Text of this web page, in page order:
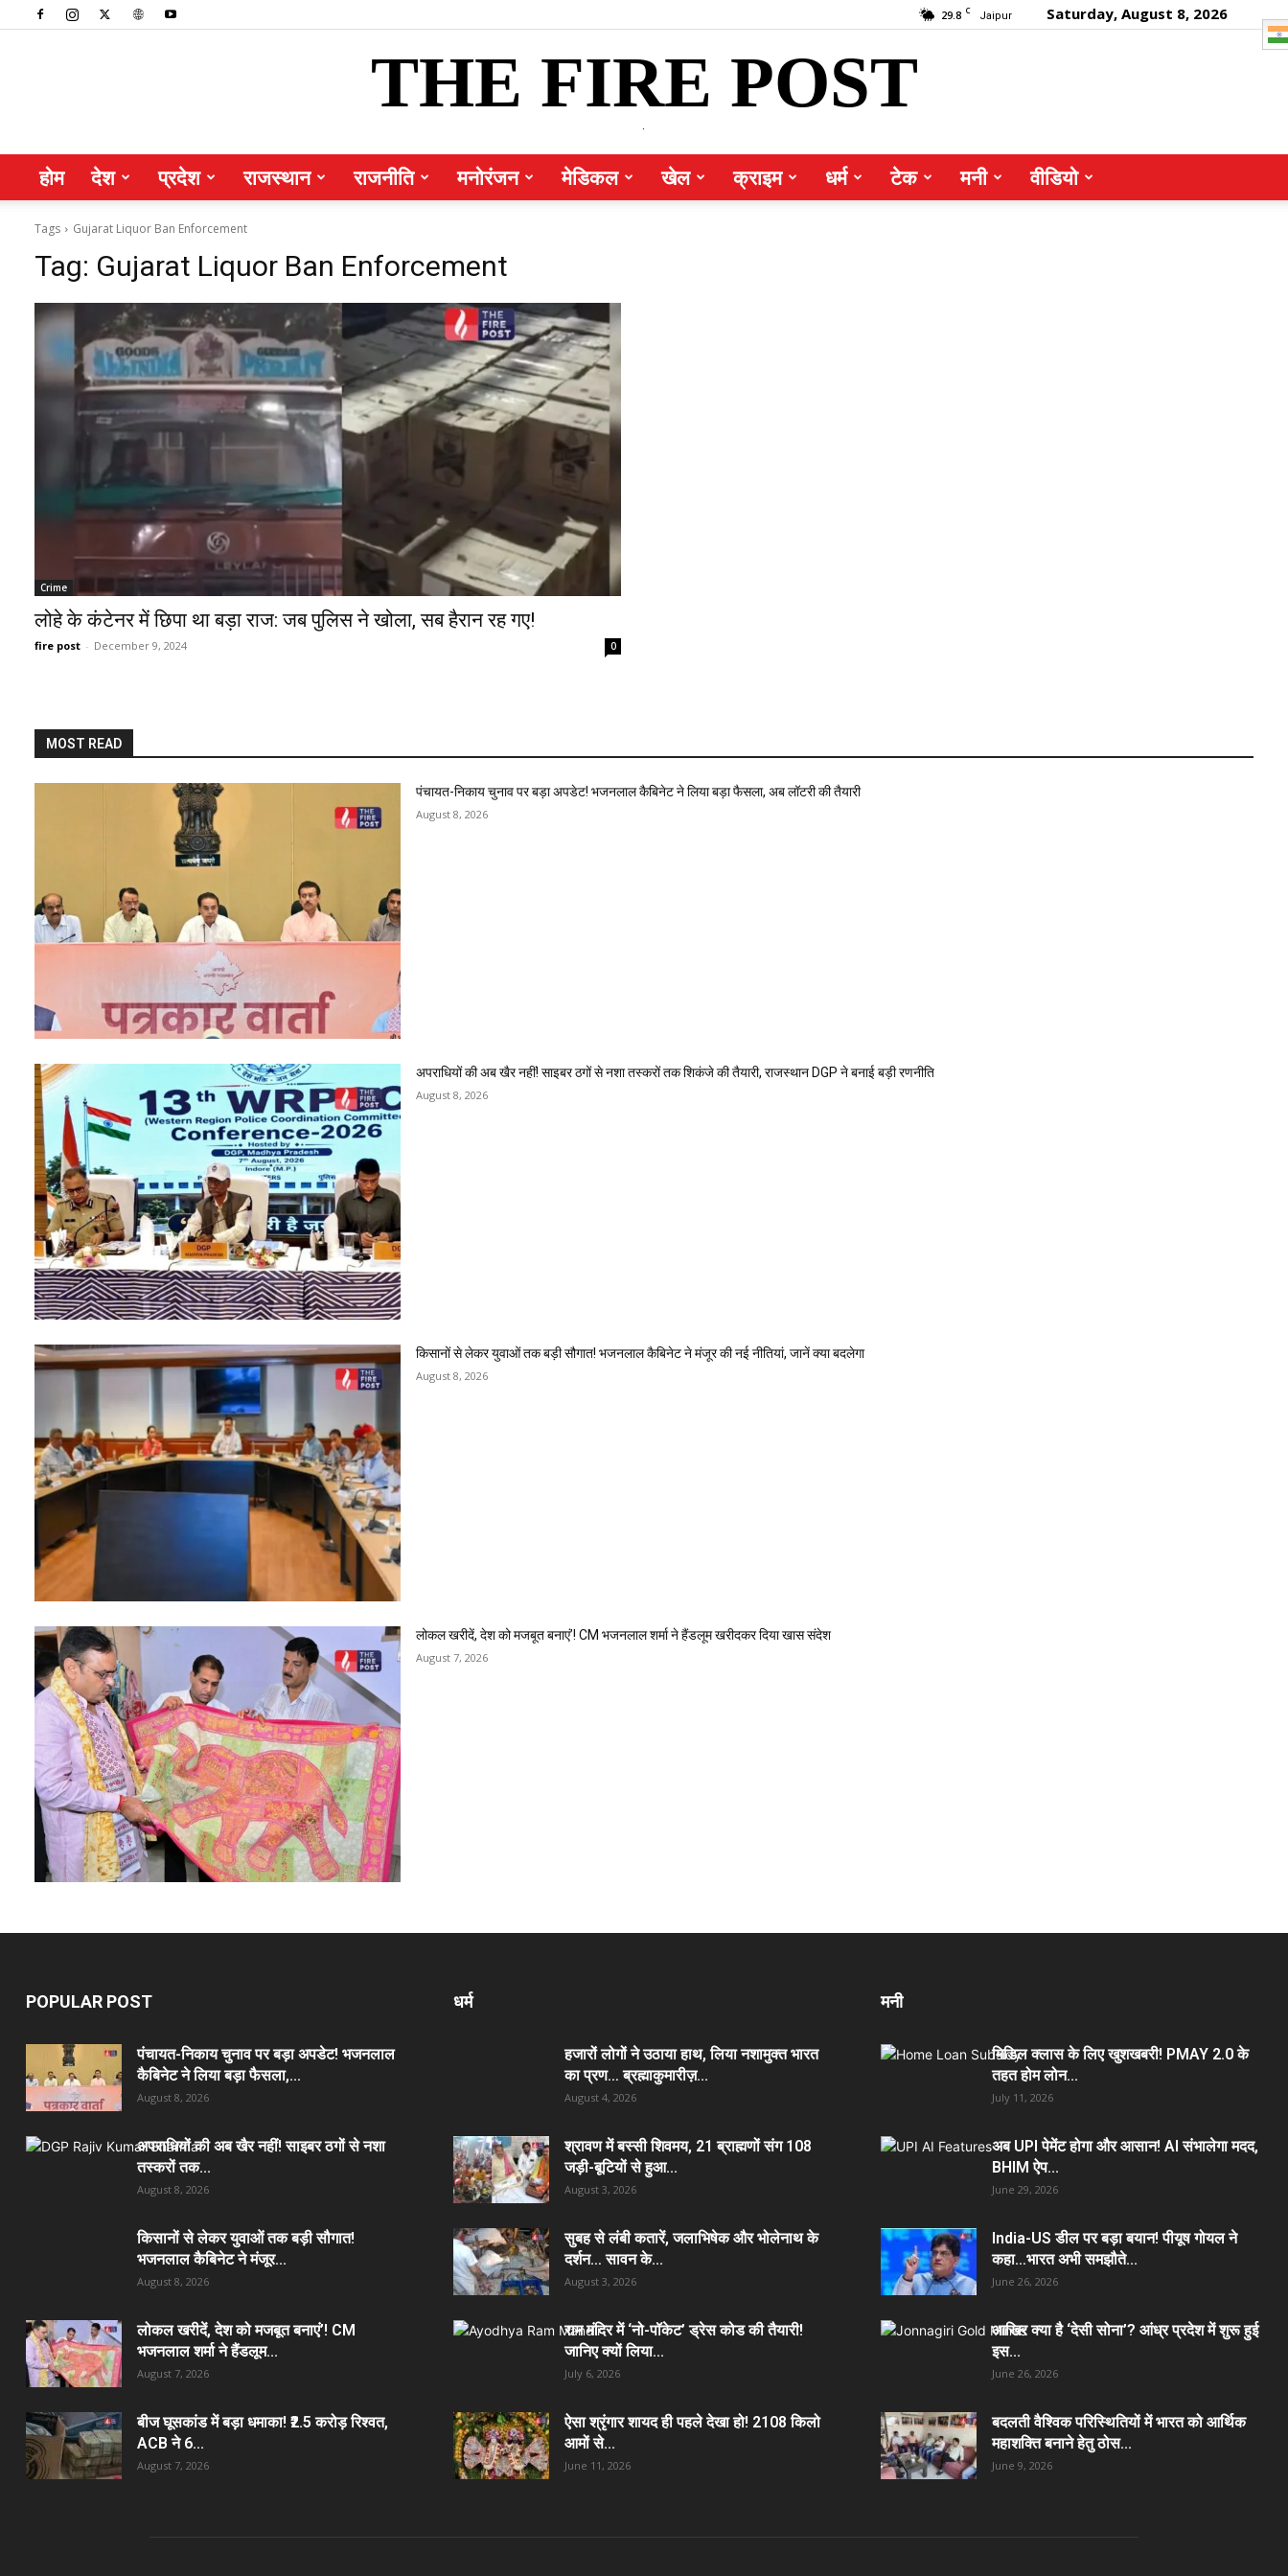
29.8 C Jaipur Saturday, August 8, 2026
THE FIRE POST
होम देश प्रदेश राजस्थान राजनीति मनोरंजन मेडिकल खेल क्राइम धर्म टेक मनी वीडियो
Tags Gujarat Liquor Ban Enforcement
Tag: Gujarat Liquor Ban Enforcement
Crime
लोहे के कंटेनर में छिपा था बड़ा राज: जब पुलिस ने खोला, सब हैरान रह गए!
fire post - December 9, 2024 0
MOST READ
पंचायत-निकाय चुनाव पर बड़ा अपडेट! भजनलाल कैबिनेट ने लिया बड़ा फैसला, अब लॉटरी की तैयारी
August 8, 2026
अपराधियों की अब खैर नहीं! साइबर ठगों से नशा तस्करों तक शिकंजे की तैयारी, राजस्थान DGP ने बनाई बड़ी रणनीति
August 8, 2026
किसानों से लेकर युवाओं तक बड़ी सौगात! भजनलाल कैबिनेट ने मंजूर की नई नीतियां, जानें क्या बदलेगा
August 8, 2026
लोकल खरीदें, देश को मजबूत बनाएं’! CM भजनलाल शर्मा ने हैंडलूम खरीदकर दिया खास संदेश
August 7, 2026
POPULAR POST
पंचायत-निकाय चुनाव पर बड़ा अपडेट! भजनलाल
कैबिनेट ने लिया बड़ा फैसला,...
August 8, 2026
अपराधियों की अब खैर नहीं! साइबर ठगों से नशा
तस्करों तक...
August 8, 2026
किसानों से लेकर युवाओं तक बड़ी सौगात!
भजनलाल कैबिनेट ने मंजूर...
August 8, 2026
लोकल खरीदें, देश को मजबूत बनाएं’! CM
भजनलाल शर्मा ने हैंडलूम...
August 7, 2026
बीज घूसकांड में बड़ा धमाका! ₹2.5 करोड़ रिश्वत,
ACB ने 6...
August 7, 2026
धर्म
हजारों लोगों ने उठाया हाथ, लिया नशामुक्त भारत
का प्रण… ब्रह्माकुमारीज़...
August 4, 2026
श्रावण में बस्सी शिवमय, 21 ब्राह्मणों संग 108
जड़ी-बूटियों से हुआ...
August 3, 2026
सुबह से लंबी कतारें, जलाभिषेक और भोलेनाथ के
दर्शन… सावन के...
August 3, 2026
राम मंदिर में ‘नो-पॉकेट’ ड्रेस कोड की तैयारी!
जानिए क्यों लिया...
July 6, 2026
ऐसा श्रृंगार शायद ही पहले देखा हो! 2108 किलो
आमों से...
June 11, 2026
मनी
मिडिल क्लास के लिए खुशखबरी! PMAY 2.0 के
तहत होम लोन...
July 11, 2026
अब UPI पेमेंट होगा और आसान! AI संभालेगा मदद,
BHIM ऐप...
June 29, 2026
India-US डील पर बड़ा बयान! पीयूष गोयल ने
कहा…भारत अभी समझौते...
June 26, 2026
आखिर क्या है ‘देसी सोना’? आंध्र प्रदेश में शुरू हुई
इस...
June 26, 2026
बदलती वैश्विक परिस्थितियों में भारत को आर्थिक
महाशक्ति बनाने हेतु ठोस...
June 9, 2026